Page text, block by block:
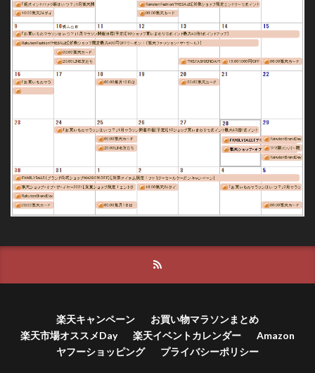
楽天キャンペーン
お買い物マラソンまとめ
楽天市場オススメDay
楽天イベントカレンダー
Amazon
ヤフーショッピング
プライバシーポリシー